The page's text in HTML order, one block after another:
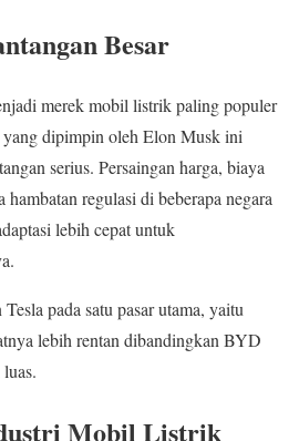
Besar
merek mobil listrik paling populer
yang dipimpin oleh Elon Musk ini
serius. Persaingan harga, biaya
regulasi di beberapa negara
lebih cepat untuk
pada satu pasar utama, yaitu
lebih rentan dibandingkan BYD
Mobil Listrik